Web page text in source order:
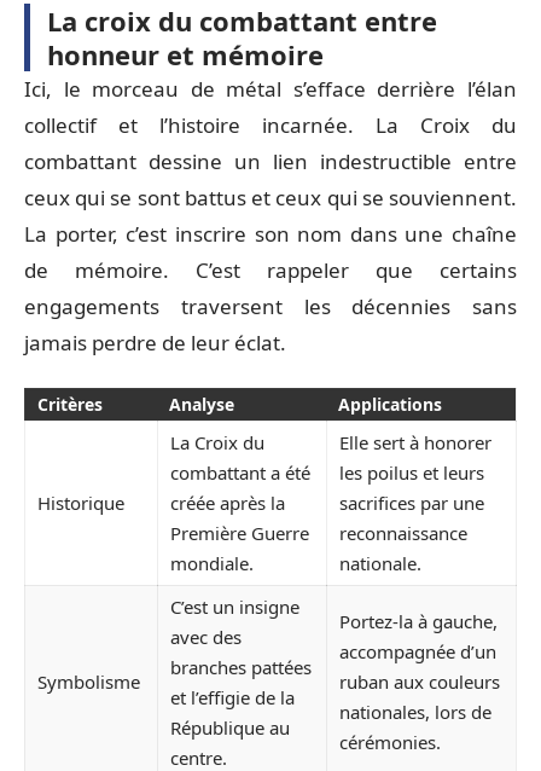
La croix du combattant entre
honneur et mémoire
Ici, le morceau de métal s’efface derrière l’élan
collectif et l’histoire incarnée. La Croix du
combattant dessine un lien indestructible entre
ceux qui se sont battus et ceux qui se souviennent.
La porter, c’est inscrire son nom dans une chaîne
de mémoire. C’est rappeler que certains
engagements traversent les décennies sans
jamais perdre de leur éclat.
Critères Analyse Applications
Historique
La Croix du
combattant a été
créée après la
Première Guerre
mondiale.
Elle sert à honorer
les poilus et leurs
sacrifices par une
reconnaissance
nationale.
Symbolisme
C’est un insigne
avec des
branches pattées
et l’effigie de la
République au
centre.
Portez-la à gauche,
accompagnée d’un
ruban aux couleurs
nationales, lors de
cérémonies.